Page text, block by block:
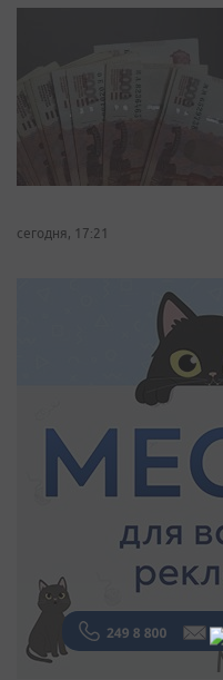
сегодня, 17:21